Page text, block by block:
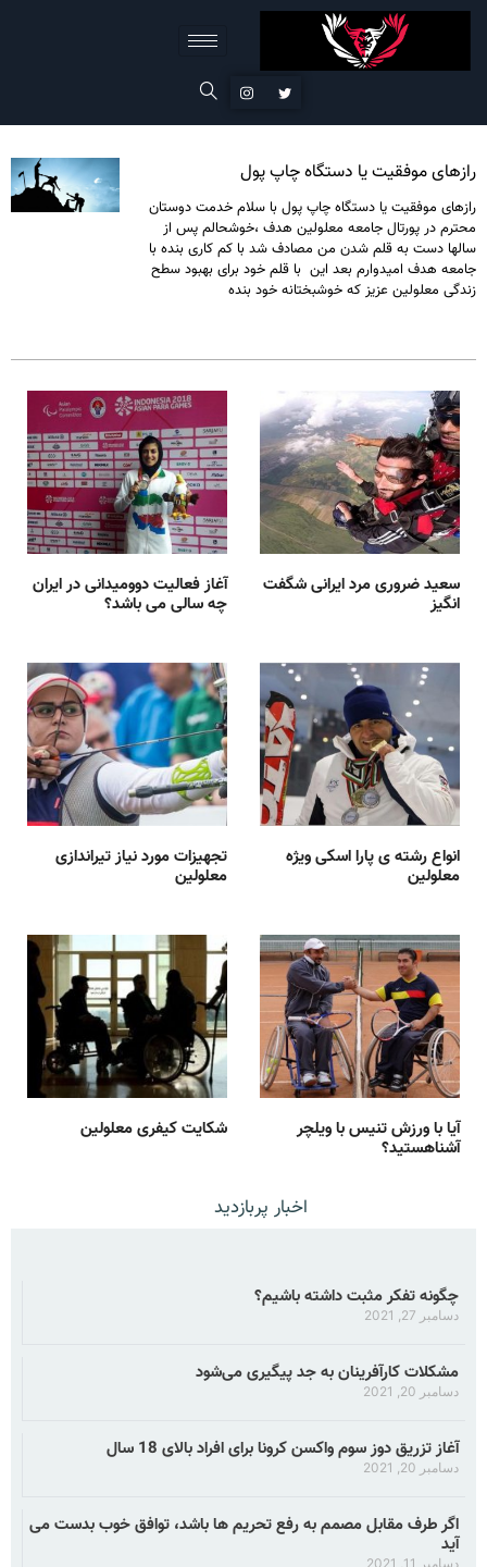
رازهای موفقیت یا دستگاه چاپ پول
رازهای موفقیت یا دستگاه چاپ پول با سلام خدمت دوستان
محترم در پورتال جامعه معلولین هدف ،خوشحالم پس از
سالها دست به قلم شدن من مصادف شد با کم کاری بنده با
جامعه هدف امیدوارم بعد این با قلم خود برای بهبود سطح
زندگی معلولین عزیز که خوشبختانه خود بنده
آغاز فعالیت دوومیدانی در ایران
چه سالی می باشد؟
سعید ضروری مرد ایرانی شگفت
انگیز
تجهیزات مورد نیاز تیراندازی
معلولین
انواع رشته ی پارا اسکی ویژه
معلولین
شکایت کیفری معلولین آیا با ورزش تنیس با ویلچر
آشناهستید؟
اخبار پربازدید
چگونه تفکر مثبت داشته باشیم؟
دسامبر 27, 2021
مشکلات کارآفرینان به جد پیگیری می‌شود
دسامبر 20, 2021
آغاز تزریق دوز سوم واکسن کرونا برای افراد بالای 18 سال
دسامبر 20, 2021
اگر طرف مقابل مصمم به رفع تحریم ها باشد، توافق خوب بدست می
آید
دسامبر 11, 2021